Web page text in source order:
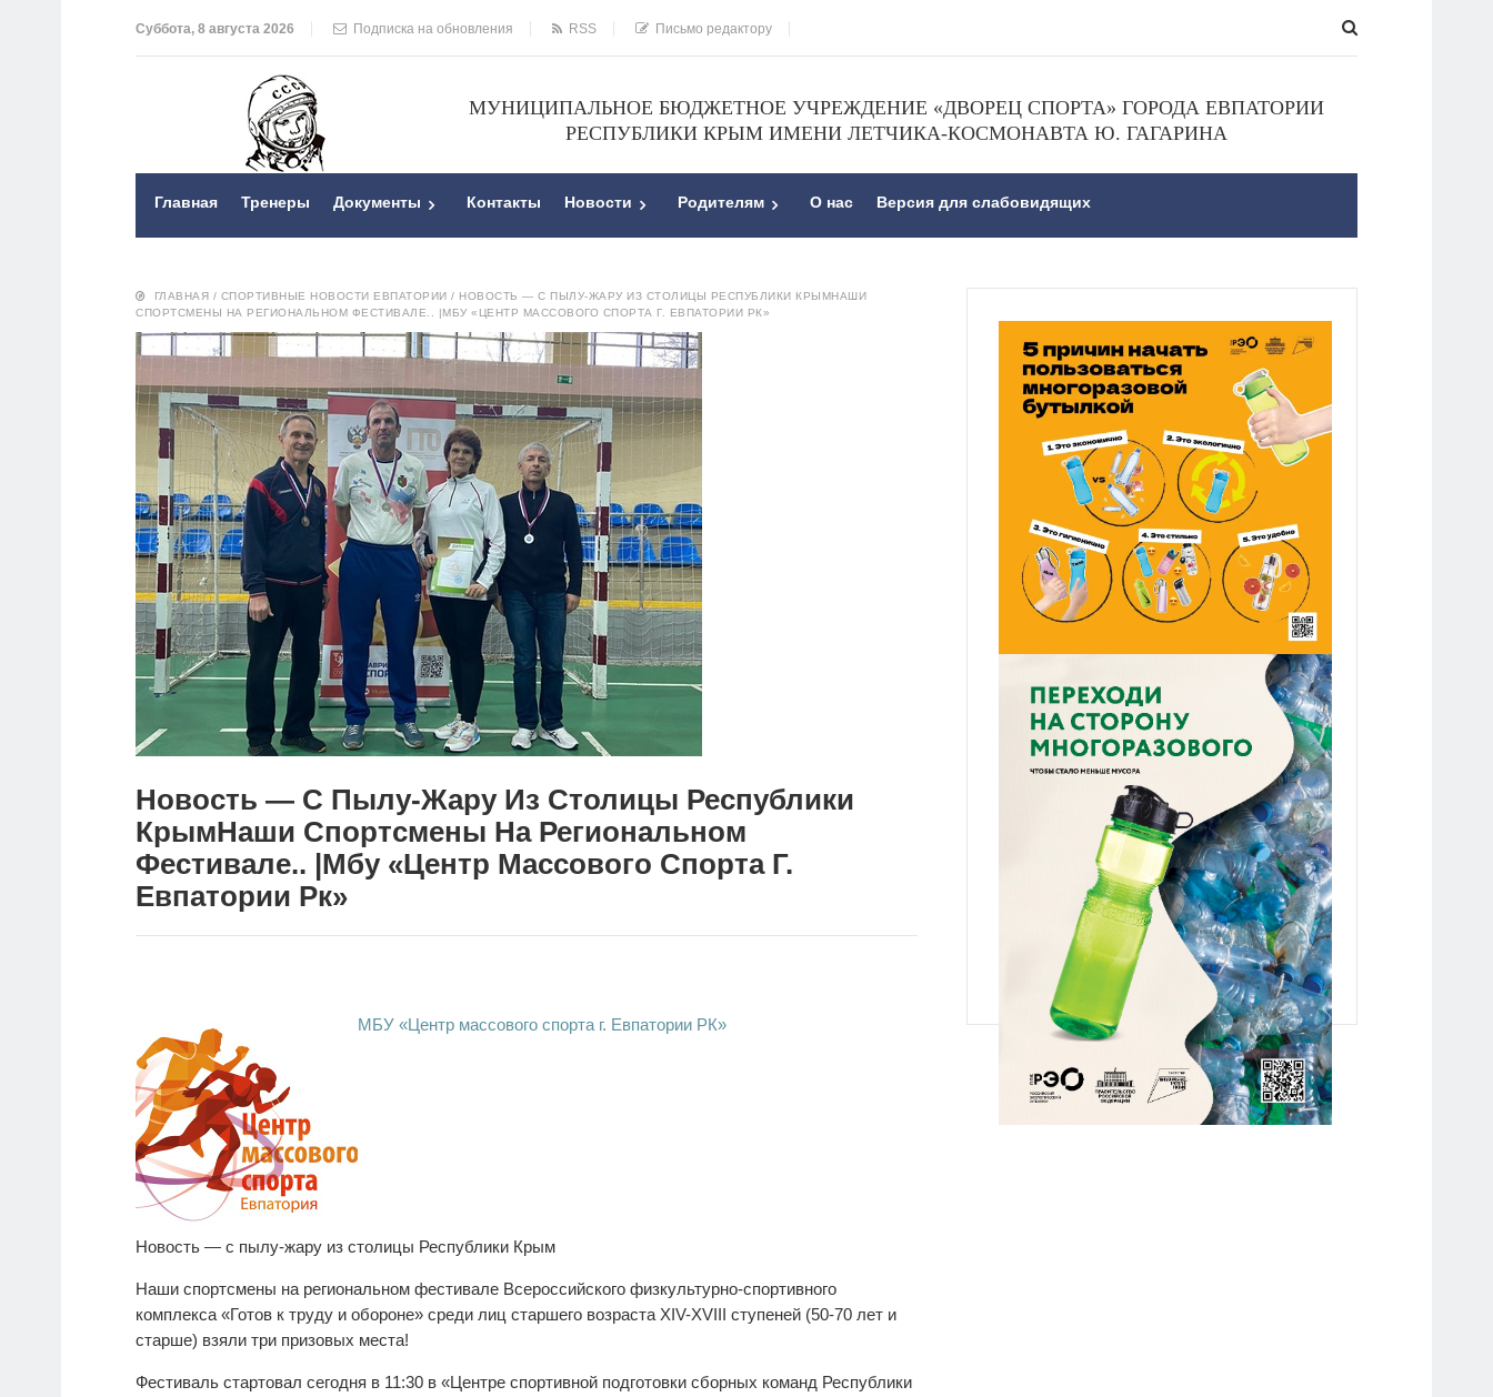
Суббота, 8 августа 2026 Подписка на обновления RSS Письмо редактору
МУНИЦИПАЛЬНОЕ БЮДЖЕТНОЕ УЧРЕЖДЕНИЕ «ДВОРЕЦ СПОРТА» ГОРОДА ЕВПАТОРИИ
РЕСПУБЛИКИ КРЫМ ИМЕНИ ЛЕТЧИКА-КОСМОНАВТА Ю. ГАГАРИНА
Главная Тренеры Документы Контакты Новости Родителям О нас Версия для слабовидящих
ГЛАВНАЯ / СПОРТИВНЫЕ НОВОСТИ ЕВПАТОРИИ / НОВОСТЬ — С ПЫЛУ-ЖАРУ ИЗ СТОЛИЦЫ РЕСПУБЛИКИ КРЫМНАШИ
СПОРТСМЕНЫ НА РЕГИОНАЛЬНОМ ФЕСТИВАЛЕ.. |МБУ «ЦЕНТР МАССОВОГО СПОРТА Г. ЕВПАТОРИИ РК»
Новость — С Пылу-Жару Из Столицы Республики
КрымНаши Спортсмены На Региональном
Фестивале.. |Мбу «Центр Массового Спорта Г.
Евпатории Рк»
МБУ «Центр массового спорта г. Евпатории РК»
Новость — с пылу-жару из столицы Республики Крым
Наши спортсмены на региональном фестивале Всероссийского физкультурно-спортивного
комплекса «Готов к труду и обороне» среди лиц старшего возраста XIV-XVIII ступеней (50-70 лет и
старше) взяли три призовых места!
Фестиваль стартовал сегодня в 11:30 в «Центре спортивной подготовки сборных команд Республики